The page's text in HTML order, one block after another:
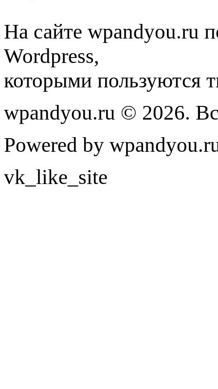
На сайте wpandyou.ru
Wordpress,
которыми пользуются
wpandyou.ru © 2026.
Powered by
vk_like_site